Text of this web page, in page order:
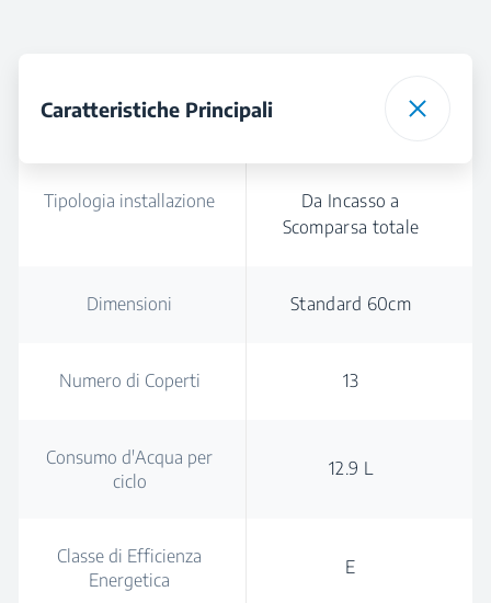
Caratteristiche Principali
Tipologia installazione
Da Incasso a
Scomparsa totale
Dimensioni Standard 60cm
Numero di Coperti 13
Consumo d'Acqua per
ciclo
12.9 L
Classe di Efficienza
Energetica
E